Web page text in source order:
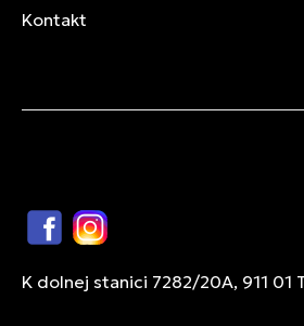
Kontakt
FacebookInstagram
K dolnej stanici 7282/20A, 911 01